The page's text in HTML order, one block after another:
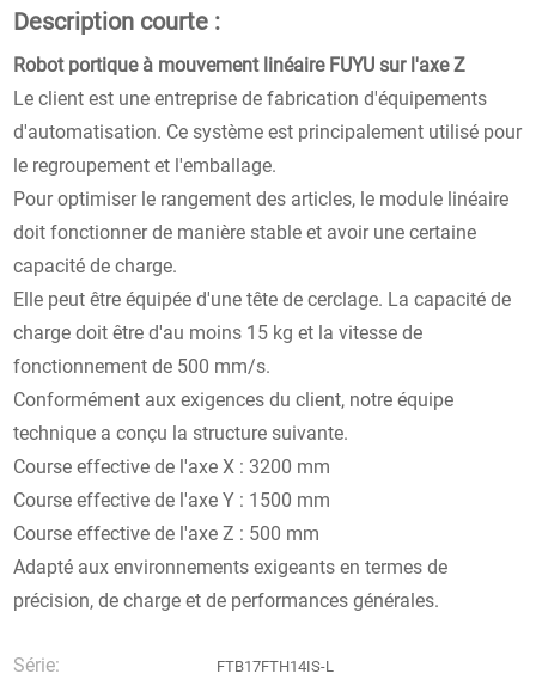
Description courte :
Robot portique à mouvement linéaire FUYU sur l'axe Z
Le client est une entreprise de fabrication d'équipements
d'automatisation. Ce système est principalement utilisé pour
le regroupement et l'emballage.
Pour optimiser le rangement des articles, le module linéaire
doit fonctionner de manière stable et avoir une certaine
capacité de charge.
Elle peut être équipée d'une tête de cerclage. La capacité de
charge doit être d'au moins 15 kg et la vitesse de
fonctionnement de 500 mm/s.
Conformément aux exigences du client, notre équipe
technique a conçu la structure suivante.
Course effective de l'axe X : 3200 mm
Course effective de l'axe Y : 1500 mm
Course effective de l'axe Z : 500 mm
Adapté aux environnements exigeants en termes de
précision, de charge et de performances générales.
Série: FTB17FTH14IS-L